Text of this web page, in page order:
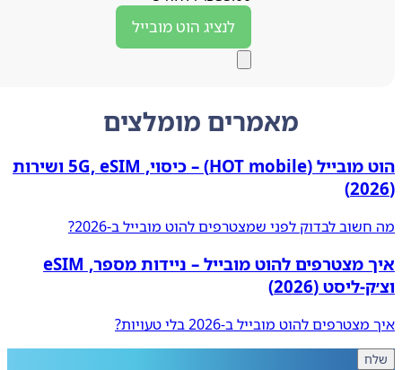
לנציגהוט מובייל
מאמרים מומלצים
הוט מובייל (HOT mobile) – כיסוי, 5G, eSIM ושירות
לבדוק לפני שמצטרפים להוט מובייל ב‑2026?
איך מצטרפים להוט מובייל – ניידות מספר, eSIM
ליסט (2026)
להוט מובייל ב‑2026 בלי טעויות?